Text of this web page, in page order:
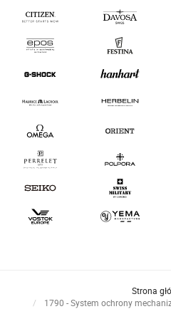
Strona
1790 - System ochrony